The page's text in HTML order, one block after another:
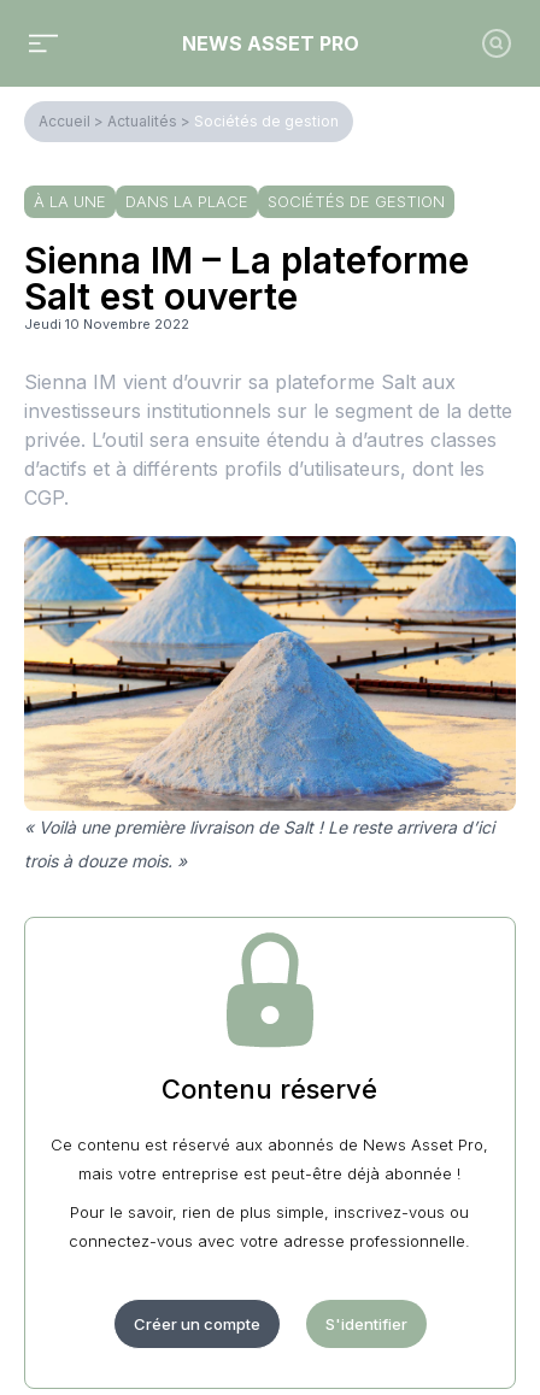
NEWS ASSET PRO
Accueil > Actualités > Sociétés de gestion
À LA UNE DANS LA PLACE SOCIÉTÉS DE GESTION
Sienna IM – La plateforme
Salt est ouverte
Jeudi 10 Novembre 2022
Sienna IM vient d’ouvrir sa plateforme Salt aux
investisseurs institutionnels sur le segment de la dette
privée. L’outil sera ensuite étendu à d’autres classes
d’actifs et à différents profils d’utilisateurs, dont les
CGP.
« Voilà une première livraison de Salt ! Le reste arrivera d’ici
trois à douze mois. »
Contenu réservé
Ce contenu est réservé aux abonnés de News Asset Pro,
mais votre entreprise est peut-être déjà abonnée !
Pour le savoir, rien de plus simple, inscrivez-vous ou
connectez-vous avec votre adresse professionnelle.
Créer un compte S'identifier